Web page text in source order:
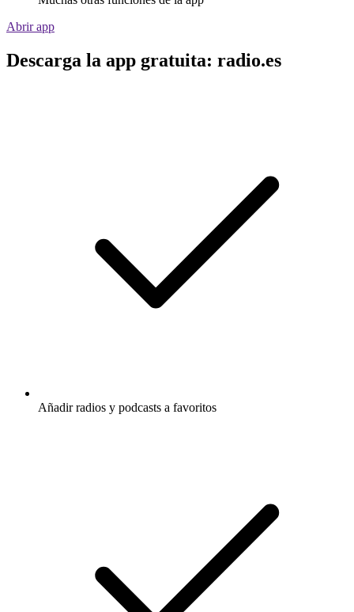
Abrir app
Descarga la app gratuita: radio.es
Añadir radios y podcasts a favoritos